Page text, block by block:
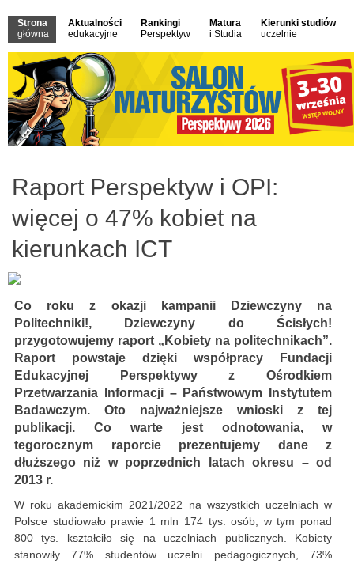
Strona
główna
Aktualności
edukacyjne
Rankingi
Perspektyw
Matura
i Studia
Kierunki studiów
uczelnie
Raport Perspektyw i OPI:
więcej o 47% kobiet na
kierunkach ICT
Co roku z okazji kampanii Dziewczyny na
Politechniki!, Dziewczyny do Ścisłych!
przygotowujemy raport „Kobiety na politechnikach”.
Raport powstaje dzięki współpracy Fundacji
Edukacyjnej Perspektywy z Ośrodkiem
Przetwarzania Informacji – Państwowym Instytutem
Badawczym. Oto najważniejsze wnioski z tej
publikacji. Co warte jest odnotowania, w
tegorocznym raporcie prezentujemy dane z
dłuższego niż w poprzednich latach okresu – od
2013 r.
W roku akademickim 2021/2022 na wszystkich uczelniach w
Polsce studiowało prawie 1 mln 174 tys. osób, w tym ponad
800 tys. kształciło się na uczelniach publicznych. Kobiety
stanowiły 77% studentów uczelni pedagogicznych, 73%